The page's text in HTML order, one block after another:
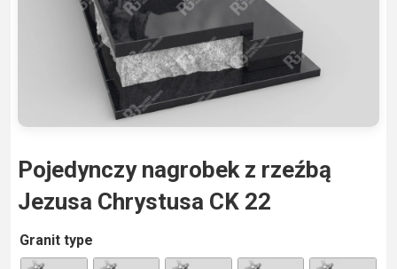
Pojedynczy nagrobek z rzeźbą
Jezusa Chrystusa CK 22
Granit type
A
lt